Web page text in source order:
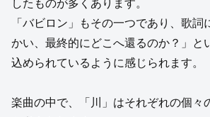
したものが多くあります。
「バビロン」もその一つであり、歌詞
かい、最終的にどこへ還るのか？」と
込められているように感じられます。
楽曲の中で、「川」はそれぞれの個々